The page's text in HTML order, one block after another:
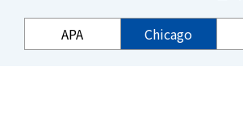
APA Chicago